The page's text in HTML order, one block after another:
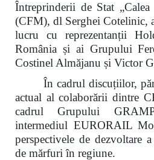
Întreprinderii de Stat
(CFM), dl Serghei Cotelinic,
lucru cu reprezentanții
România și ai Grupului
Costinel Almăjanu și Victor
În cadrul discuțiilor,
actual al colaborării dintre
cadrul Grupului
intermediul EURORAIL
perspectivele de dezvoltare
de mărfuri în regiune.